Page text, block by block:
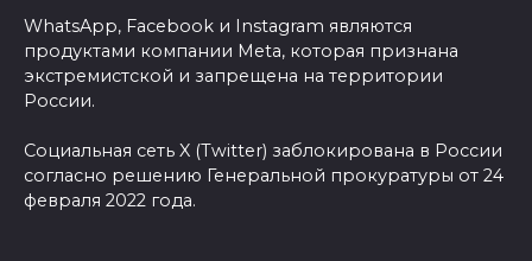
WhatsApp, Facebook и Instagram являются
продуктами компании Meta, которая признана
экстремистской и запрещена на территории
России.
Социальная сеть X (Twitter) заблокирована в России
согласно решению Генеральной прокуратуры от 24
февраля 2022 года.